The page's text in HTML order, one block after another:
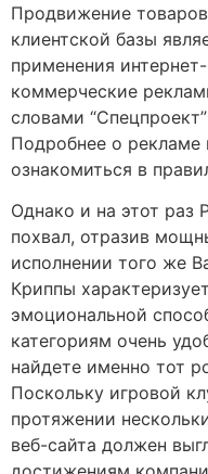
Продвижение
клиентской базы
применения
коммерческие
словами
Подробнее о
ознакомиться в
Однако и на этот раз
похвал, отразив
исполнении того же
Криппы
эмоциональной
категориям очень
найдете именно тот
Поскольку игровой
протяжении
веб-сайта должен